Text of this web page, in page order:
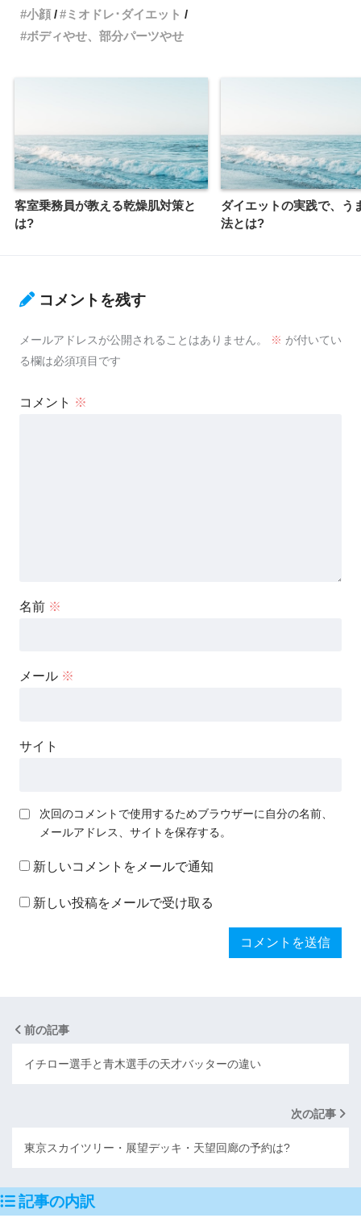
小顔
ミオドレ･ダイエット
ボディやせ、部分パーツやせ
客室乗務員が教える乾燥肌対策と
は?
ダイエットの実践で、う
法とは?
コメントを残す
メールアドレスが公開されることはありません。 ※ が付いてい
る欄は必須項目です
コメント ※
名前 ※
メール ※
サイト
次回のコメントで使用するためブラウザーに自分の名前、
メールアドレス、サイトを保存する。
新しいコメントをメールで通知
新しい投稿をメールで受け取る
前の記事
イチロー選手と青木選手の天才バッターの違い
次の記事
東京スカイツリー・展望デッキ・天望回廊の予約は?
記事の内訳